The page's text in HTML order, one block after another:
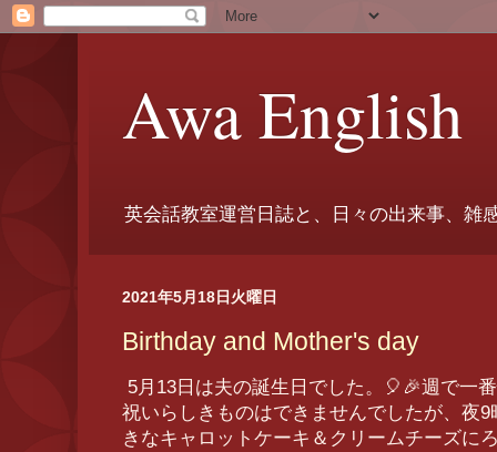
Awa English
英会話教室運営日誌と、日々の出来事、雑
2021年5月18日火曜日
Birthday and Mother's day
5月13日は夫の誕生日でした。🎈🎉週で一
祝いらしきものはできませんでしたが、夜
きなキャロットケーキ＆クリームチーズに